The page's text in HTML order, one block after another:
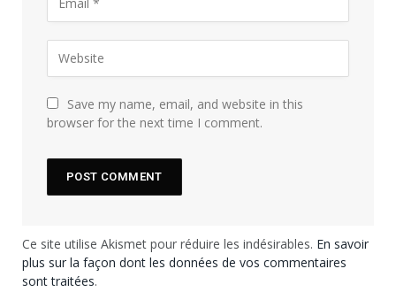
Save my name, email, and website in this
browser for the next time I comment.
Ce site utilise Akismet pour réduire les indésirables. En savoir
plus sur la façon dont les données de vos commentaires
sont traitées.